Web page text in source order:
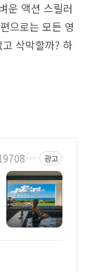
운 액션 스릴러
으로는 모든 영
삭막할까? 하
광고